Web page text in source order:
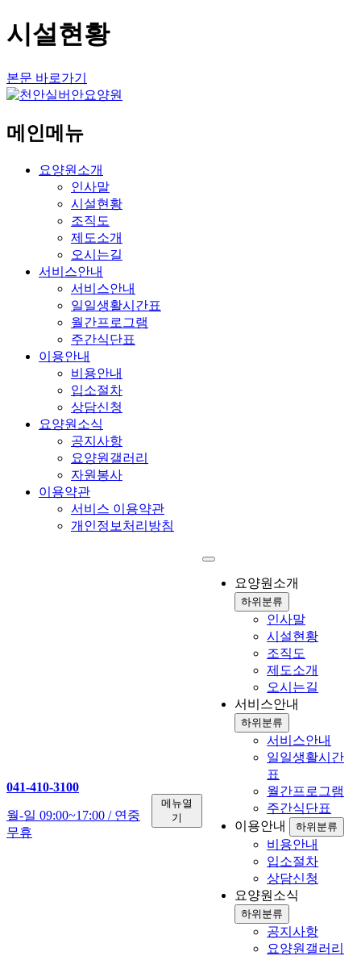
시설현황
본문 바로가기
메인메뉴
요양원소개
인사말
시설현황
조직도
제도소개
오시는길
서비스안내
서비스안내
일일생활시간표
월간프로그램
주간식단표
이용안내
비용안내
입소절차
상담신청
요양원소식
공지사항
요양원갤러리
자원봉사
이용약관
서비스 이용약관
개인정보처리방침
041-410-3100
월-일 09:00~17:00 / 연중
무휴
메뉴열
기
요양원소개
하위분류
인사말
시설현황
조직도
제도소개
오시는길
서비스안내
하위분류
서비스안내
일일생활시간
표
월간프로그램
주간식단표
이용안내
하위분류
비용안내
입소절차
상담신청
요양원소식
하위분류
공지사항
요양원갤러리